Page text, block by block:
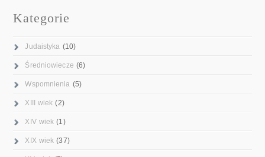
Kategorie
Judaistyka (10)
Średniowiecze (6)
Wspomnienia (5)
XIII wiek (2)
XIV wiek (1)
XIX wiek (37)